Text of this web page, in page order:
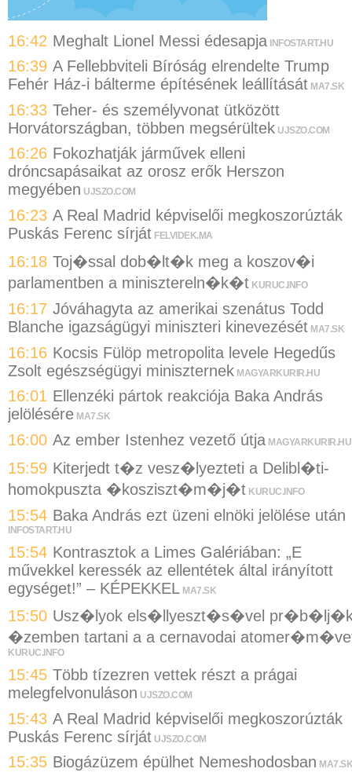
16:42 Meghalt Lionel Messi édesapja INFOSTART.HU
16:39 A Fellebbviteli Bíróság elrendelte Trump
Fehér Ház-i bálterme építésének leállítását MA7.SK
16:33 Teher- és személyvonat ütközött
Horvátországban, többen megsérültek UJSZO.COM
16:26 Fokozhatják járművek elleni
dróncsapásaikat az orosz erők Herszon
megyében UJSZO.COM
16:23 A Real Madrid képviselői megkoszorúzták
Puskás Ferenc sírját FELVIDEK.MA
16:18 Toj�ssal dob�lt�k meg a koszov�i
parlamentben a minisztereln�k�t KURUC.INFO
16:17 Jóváhagyta az amerikai szenátus Todd
Blanche igazságügyi miniszteri kinevezését MA7.SK
16:16 Kocsis Fülöp metropolita levele Hegedűs
Zsolt egészségügyi miniszternek MAGYARKURIR.HU
16:01 Ellenzéki pártok reakciója Baka András
jelölésére MA7.SK
16:00 Az ember Istenhez vezető útja MAGYARKURIR.HU
15:59 Kiterjedt t�z vesz�lyezteti a Delibl�ti-
homokpuszta �kosziszt�m�j�t KURUC.INFO
15:54 Baka András ezt üzeni elnöki jelölése után
INFOSTART.HU
15:54 Kontrasztok a Limes Galériában: „E
művekkel keressék az ellentétek által irányított
egységet!” – KÉPEKKEL MA7.SK
15:50 Usz�lyok els�llyeszt�s�vel
�zemben tartani a a cernavodai
KURUC.INFO
15:45 Több tízezren vettek részt a prágai
melegfelvonuláson UJSZO.COM
15:43 A Real Madrid képviselői megkoszorúzták
Puskás Ferenc sírját UJSZO.COM
15:35 Biogázüzem épülhet Nemeshodosban MA7.SK